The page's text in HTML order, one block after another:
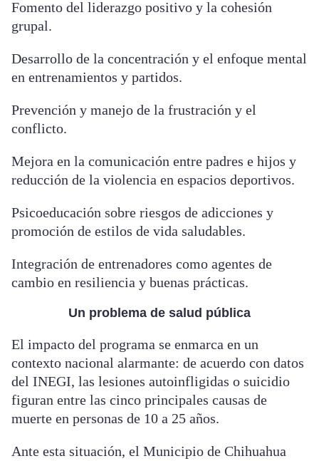
Fomento del liderazgo positivo y la cohesión
grupal.
Desarrollo de la concentración y el enfoque mental
en entrenamientos y partidos.
Prevención y manejo de la frustración y el
conflicto.
Mejora en la comunicación entre padres e hijos y
reducción de la violencia en espacios deportivos.
Psicoeducación sobre riesgos de adicciones y
promoción de estilos de vida saludables.
Integración de entrenadores como agentes de
cambio en resiliencia y buenas prácticas.
Un problema de salud pública
El impacto del programa se enmarca en un
contexto nacional alarmante: de acuerdo con datos
del INEGI, las lesiones autoinfligidas o suicidio
figuran entre las cinco principales causas de
muerte en personas de 10 a 25 años.
Ante esta situación, el Municipio de Chihuahua